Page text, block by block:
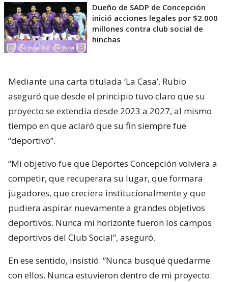
Dueño de SADP de Concepción
inició acciones legales por $2.000
millones contra club social de
hinchas
Mediante una carta titulada ‘La Casa’, Rubio
aseguró que desde el principio tuvo claro que su
proyecto se extendía desde 2023 a 2027, al mismo
tiempo en que aclaró que su fin siempre fue
“deportivo”.
“Mi objetivo fue que Deportes Concepción volviera a
competir, que recuperara su lugar, que formara
jugadores, que creciera institucionalmente y que
pudiera aspirar nuevamente a grandes objetivos
deportivos. Nunca mi horizonte fueron los campos
deportivos del Club Social”, aseguró.
En ese sentido, insistió: “Nunca busqué quedarme
con ellos. Nunca estuvieron dentro de mi proyecto.